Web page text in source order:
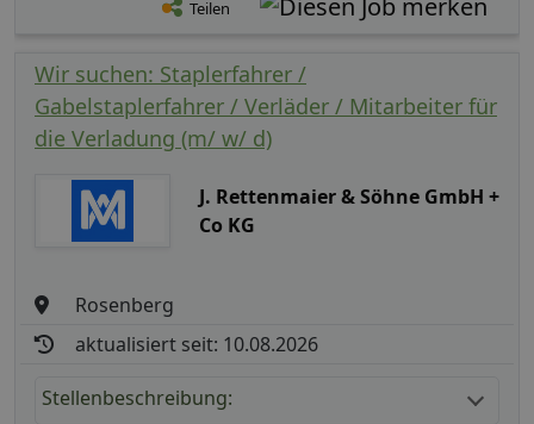
Teilen
Wir suchen: Staplerfahrer /
Gabelstaplerfahrer / Verläder / Mitarbeiter für
die Verladung (m/ w/ d)
J. Rettenmaier & Söhne GmbH +
Co KG
Rosenberg
aktualisiert seit: 10.08.2026
Stellenbeschreibung: